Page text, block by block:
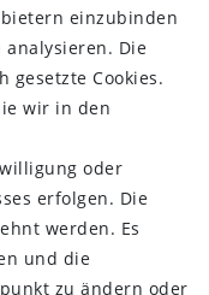
einzubinden
Die
gesetzte Cookies.
wir in den
oder
erfolgen. Die
werden. Es
und die
zu ändern oder